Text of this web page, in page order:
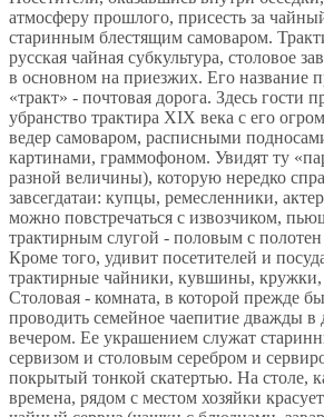
атмосферу прошлого, присесть за
старинным блестящим самоваром.
русская чайная субкультура, столовое
в основном на приезжих. Его название
«тракт» - почтовая дорога. Здесь гости
убранство трактира ХIX века с его
ведер самоваром, расписными
картинами, граммофоном. Увидят ту
разной величины), которую нередко
завсегдатаи: купцы, ремесленники,
можно повстречаться с извозчиком,
трактирным слугой - половым с
Кроме того, удивит посетителей и
трактирные чайники, кувшины,
Столовая - комната, в которой прежде
проводить семейное чаепитие дважды в
вечером. Ее украшением служат
сервизом и столовым серебром и
покрытый тонкой скатертью. На столе,
времена, рядом с местом хозяйки